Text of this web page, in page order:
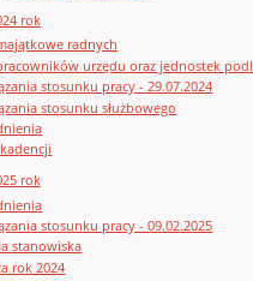
rok
radnych
urzędu oraz jednostek
stosunku pracy - 29.07.2024
stosunku służbowego
rok
stosunku pracy - 09.02.2025
stanowiska
rok 2024